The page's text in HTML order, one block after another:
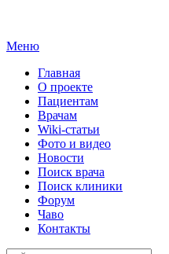
Меню
Главная
О проекте
Пациентам
Врачам
Wiki-статьи
Фото и видео
Новости
Поиск врача
Поиск клиники
Форум
Чаво
Контакты